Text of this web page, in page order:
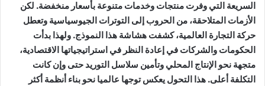
السريعة التي وفرت منتجات وخدمات متنوعة بأسعار منخفضة. لكن
الأزمات المتلاحقة، من الحروب إلى التوترات الجيوسياسية وتعطل
حركة التجارة العالمية، كشفت هشاشة هذا النموذج. ولهذا بدأت
الحكومات والشركات في إعادة النظر في استراتيجياتها الاقتصادية،
متجهة نحو الإنتاج المحلي وتأمين سلاسل التوريد حتى وإن كانت
التكلفة أعلى. هذا التحول يعكس توجها عالميا نحو بناء أنظمة أكثر